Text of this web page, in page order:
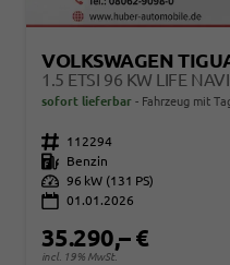
VOLKSWAGEN
1.5 ETSI 96 KW LIFE
sofort lieferbar Fahrzeug mit
Fahrzeugnr. 112294
Kraftstoff
Benzin
Leistung 96 kW (131 PS)
01.01.2026
35.290,– €
incl. 19% MwSt.